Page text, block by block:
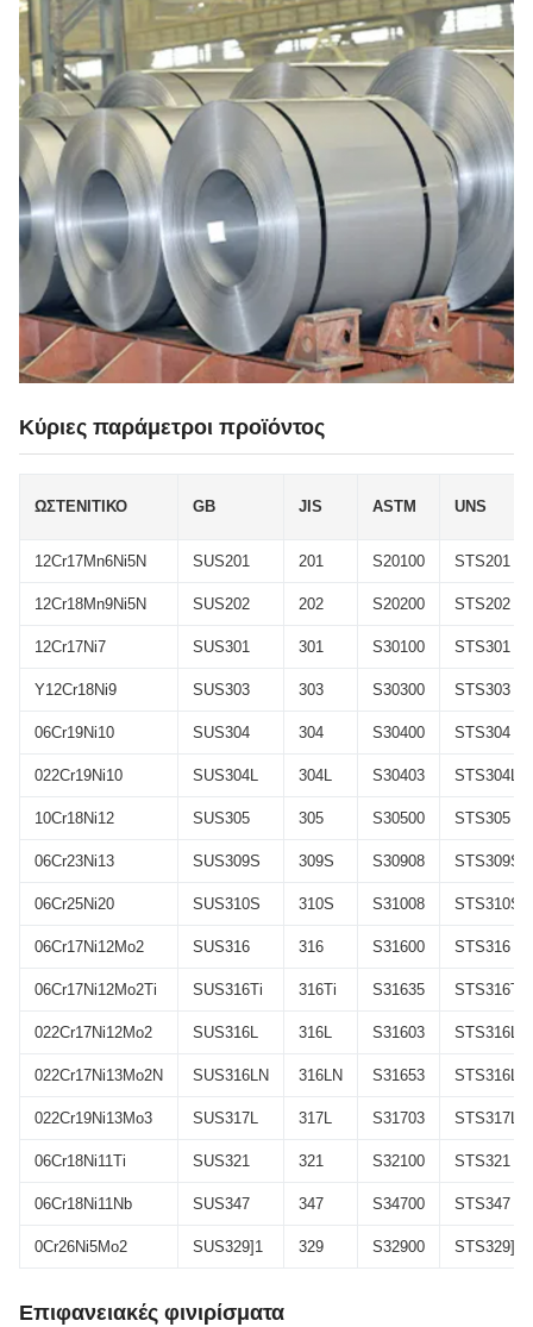
Κύριες παράμετροι προϊόντος
ΩΣΤΕΝΙΤΙΚΟ GB JIS ASTM UNS
12Cr17Mn6Ni5N SUS201 201 S20100 STS201
12Cr18Mn9Ni5N SUS202 202 S20200 STS202
12Cr17Ni7 SUS301 301 S30100 STS301
Y12Cr18Ni9 SUS303 303 S30300 STS303
06Cr19Ni10 SUS304 304 S30400 STS304
022Cr19Ni10 SUS304L 304L S30403 STS304L
10Cr18Ni12 SUS305 305 S30500 STS305
06Cr23Ni13 SUS309S 309S S30908 STS309S
06Cr25Ni20 SUS310S 310S S31008 STS310S
06Cr17Ni12Mo2 SUS316 316 S31600 STS316
06Cr17Ni12Mo2Ti SUS316Ti 316Ti S31635 STS316Ti
022Cr17Ni12Mo2 SUS316L 316L S31603 STS316L
022Cr17Ni13Mo2N SUS316LN 316LN S31653 STS316LN
022Cr19Ni13Mo3 SUS317L 317L S31703 STS317L
06Cr18Ni11Ti SUS321 321 S32100 STS321
06Cr18Ni11Nb SUS347 347 S34700 STS347
0Cr26Ni5Mo2 SUS329]1 329 S32900 STS329]1
Επιφανειακές φινιρίσματα